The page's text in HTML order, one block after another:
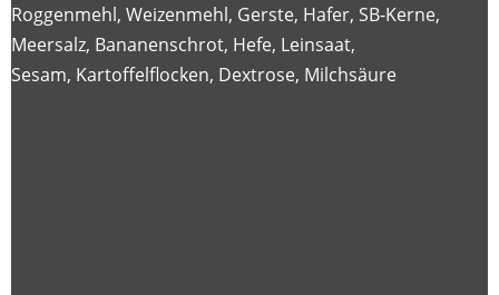
Roggenmehl, Weizenmehl, Gerste, Hafer, SB-Kerne,
Meersalz, Bananenschrot, Hefe, Leinsaat,
Sesam, Kartoffelflocken, Dextrose, Milchsäure